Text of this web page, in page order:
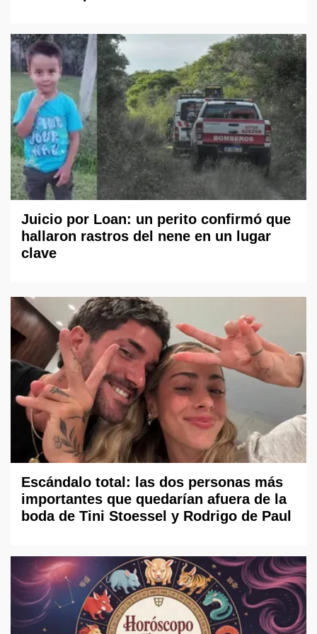
Juicio por Loan: un perito confirmó que
hallaron rastros del nene en un lugar
clave
Escándalo total: las dos personas más
importantes que quedarían afuera de la
boda de Tini Stoessel y Rodrigo de Paul